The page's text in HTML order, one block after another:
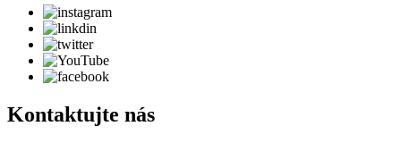
Kontaktujte nás